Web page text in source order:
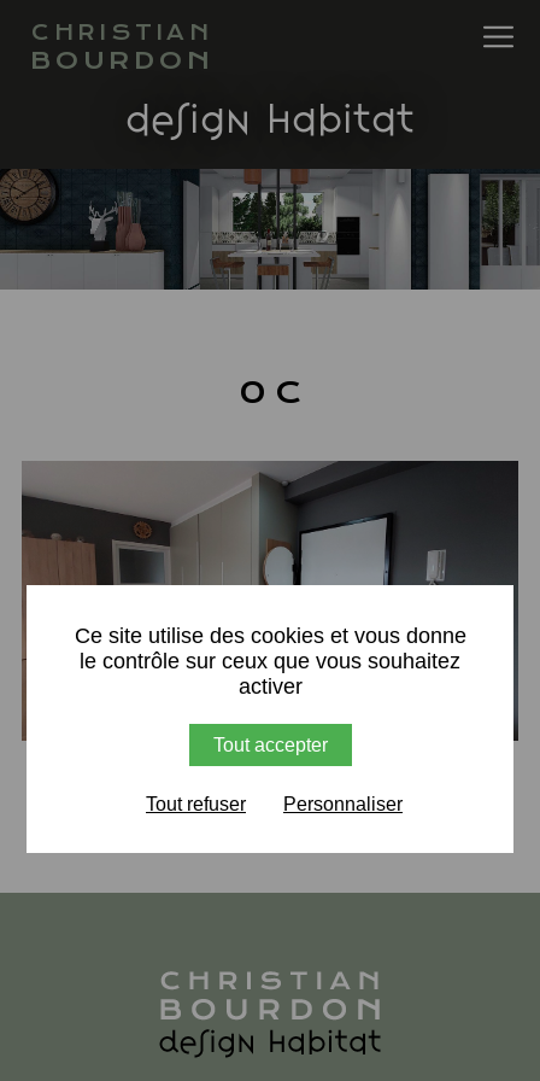
CHRISTIAN
BOURDON
design habitat
0 C
Retour
Ce site utilise des cookies et vous donne
le contrôle sur ceux que vous souhaitez
activer
Tout accepter
Tout refuser Personnaliser